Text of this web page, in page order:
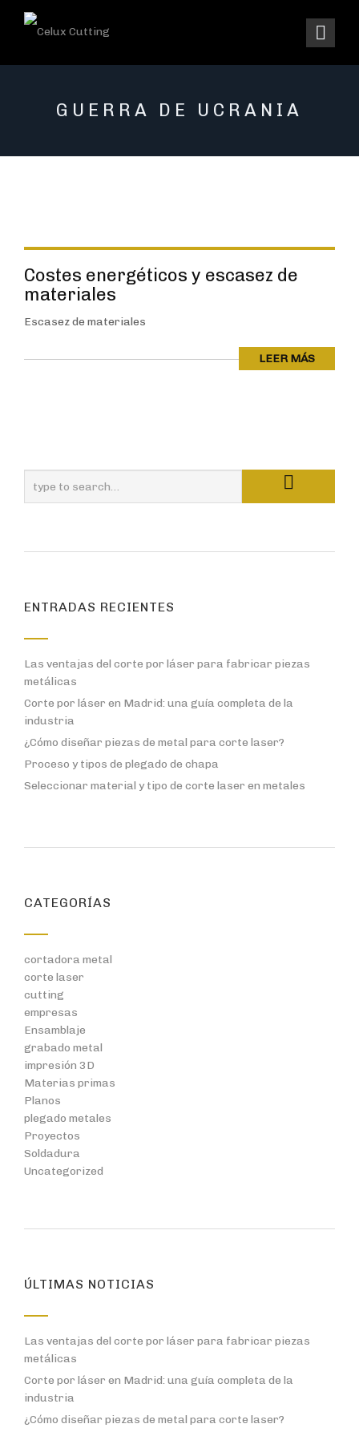
GUERRA DE UCRANIA
Costes energéticos y escasez de
materiales
Escasez de materiales
LEER MÁS
ENTRADAS RECIENTES
Las ventajas del corte por láser para fabricar piezas
metálicas
Corte por láser en Madrid: una guía completa de la
industria
¿Cómo diseñar piezas de metal para corte laser?
Proceso y tipos de plegado de chapa
Seleccionar material y tipo de corte laser en metales
CATEGORÍAS
cortadora metal
corte laser
cutting
empresas
Ensamblaje
grabado metal
impresión 3D
Materias primas
Planos
plegado metales
Proyectos
Soldadura
Uncategorized
ÚLTIMAS NOTICIAS
Las ventajas del corte por láser para fabricar piezas
metálicas
Corte por láser en Madrid: una guía completa de la
industria
¿Cómo diseñar piezas de metal para corte laser?